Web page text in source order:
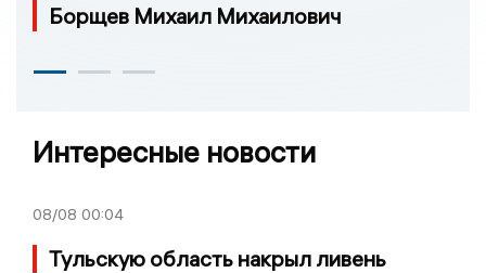
Борщев Михаил Михаилович
Интересные новости
08/08 00:04
Тульскую область накрыл ливень